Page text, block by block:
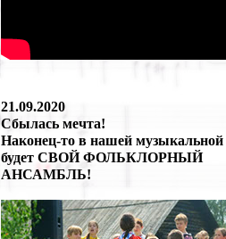
21.09.2020
Сбылась мечта!
Наконец-то в нашей
будет СВОЙ ФОЛЬКЛОРНЫЙ
АНСАМБЛЬ!